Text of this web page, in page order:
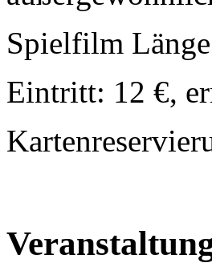
Spielfilm
Eintritt: 12 €,